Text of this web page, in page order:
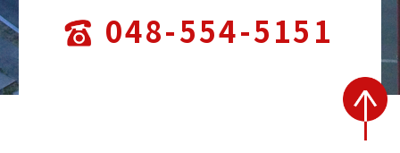
048-554-5151